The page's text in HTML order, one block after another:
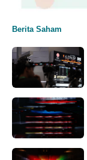
Berita Saham